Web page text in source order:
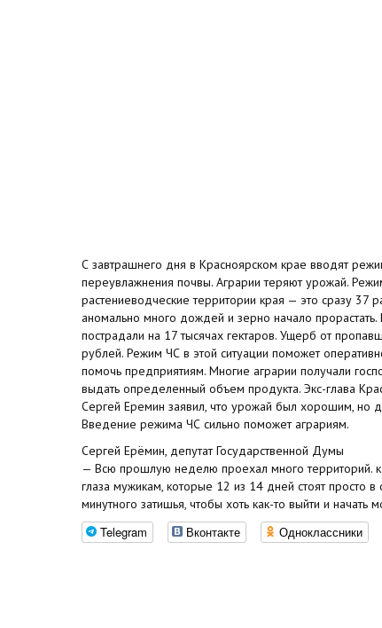
С завтрашнего дня в Красноярском крае вводят
переувлажнения почвы. Аграрии теряют урожай.
растениеводческие территории края — это сразу 37
аномально много дождей и зерно начало
пострадали на 17 тысячах гектаров. Ущерб от
рублей. Режим ЧС в этой ситуации поможет
помочь предприятиям. Многие аграрии получали
выдать определенный объем продукта. Экс-глава
Сергей Еремин заявил, что урожай был хорошим, но
Введение режима ЧС сильно поможет аграриям.
Сергей Ерёмин, депутат Государственной Думы
— Всю прошлую неделю проехал много территорий.
глаза мужикам, которые 12 из 14 дней стоят просто
минутного затишья, чтобы хоть как-то выйти и начать
Telegram Вконтакте Одноклассники